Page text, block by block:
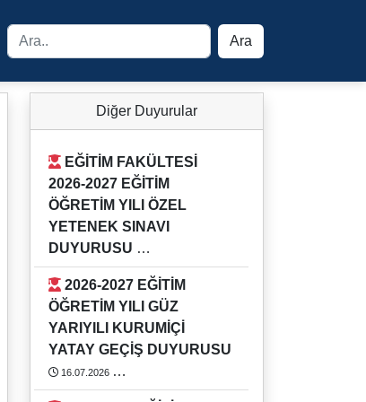
Ara
Diğer Duyurular
2026-2027 EĞİTİM
ÖĞRETİM YILI ÖZEL
YETENEK SINAVI
DUYURUSU
03.08.2026
Detaylı bilgi için Eğitim Fakültesi
Öğrenci İşlerini arayınız.
https://rehber.adu.edu.tr/#
ÖĞRETİM YILI GÜZ
YARIYILI KURUMİÇİ
YATAY GEÇİŞ DUYURUSU
16.07.2026
2026-2027 EĞİTİM ÖĞRETİM YILI